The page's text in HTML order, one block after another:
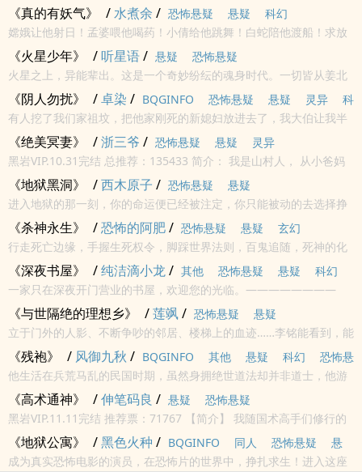
家企业。企业主营游乐场业务，并且承包了一座荒凉海岛。看着荒凉
无人的小岛，楚歌的经营陷入了窘境。正在这时，一位资深的综艺节
目制作人联...
《真的有妖气》 /水煮余 / 恐怖悬疑 悬疑
科幻
嫦娥让他射日！孟婆喂他喝药！小倩给他跳舞！白蛇陪他渡船！求放
过！我还要去拯救地球呢！...
《火星少年》 /听星语/ 悬疑
恐怖悬疑
火星之上，异能辈出。这是一个奇妙纷纭的魂身时代。一切皆从姜北
辰觉醒一个诡异的小球开始。...
《阴人勿扰》 /卓染 / BQGINFO 恐怖悬疑 悬疑 灵异
科
幻
有人挖了我们家祖坟，把他家刚死的新媳妇放进去了，我大伯让我半
夜去把她给背出来……
《绝美冥妻》 /浙三爷 / 恐怖悬疑 悬疑
灵异
黑岩VIP.10.31完结 总推荐：135433 简介： 我是山村人， 从小爸妈
《地狱黑洞》 /西木原子 / 恐怖悬疑
悬疑
进入地狱的那一刻，你的命运便已经被注定，你只能被动的去选择挣
扎活着，亦或是凄惨的死去，地狱里，能靠的永远只有自己，身为一
名冷血杀手，顾成，无意中被鬼拖进了地狱，开启了新生!在这里，唯
有坚持一个...
《杀神永生》 /恐怖的阿肥/ 恐怖悬疑 悬疑
玄幻
行走死亡边缘，手握生死权令，脚踩世界法则，百鬼追随，死神的化
身。他是世界第一公校最杰出的鬼才，他叫虞井，欢迎来到强者永生
的世界！
《深夜书屋》 /纯洁滴小龙/ 其他 恐怖悬疑 悬疑
科幻
言情
科幻小说
一家只在深夜开门营业的书屋，欢迎您的光临。————————
《舵主群》：587980337（进群粉丝值验证）《进击群》：
584799103（无需验证）《战斗群》：457654443（无需验证）
《与世隔绝的理想乡》 /莲飒/ 恐怖悬疑
悬疑
立于门外的人影、不断争吵的邻居、楼梯上的血迹……李铭能看到，能
听到。但那并非代表真实。只是幻觉罢了。...
《残袍》 / 风御九秋 / BQGINFO 其他 悬疑 科幻
恐怖悬
疑
他生活在兵荒马乱的民国时期，虽然身拥绝世道法却并非道士，他游
离在正邪的边缘，与他相伴的是一只从古墓之中逃出的老猫，确切的
说它并不是猫，但没人知道它究竟是什么。
《高术通神》 /伸笔码良 / 悬疑
恐怖悬疑
黑岩VIP.11.11完结 推荐票：71767 【简介】 我随国术高手们修行的
那些年初二那年，我让校霸给欺负了。 我找到了一个人，一个跟我童
年神秘事件有关的人。 ...
《地狱公寓》 /黑色火种 / BQGINFO 同人 恐怖悬疑
悬
疑
科幻
成为真实恐怖电影的演员，在恐怖片的世界中，挣扎求生！进入这座